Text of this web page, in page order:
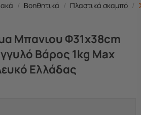
/ Βοηθητικά / Πλαστικά σκαμπό /
Μπανιου Φ31x38cm
Βάρος 1kg Max
Ελλάδας